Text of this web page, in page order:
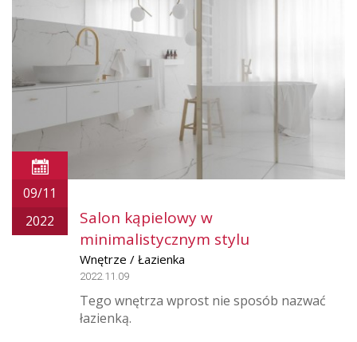
09/11
2022
Salon kąpielowy w
minimalistycznym stylu
Wnętrze / Łazienka
2022.11.09
Tego wnętrza wprost nie sposób nazwać
łazienką.